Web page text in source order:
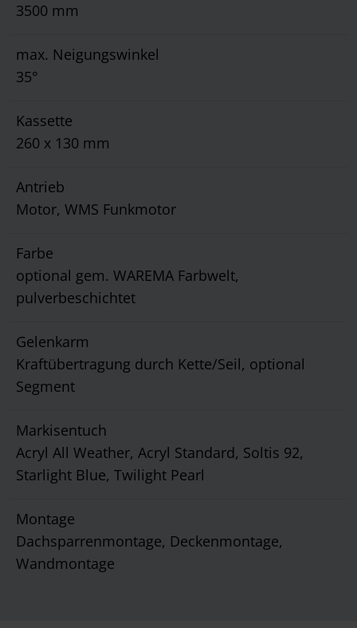
3500 mm
max. Neigungswinkel
35°
Kassette
260 x 130 mm
Antrieb
Motor, WMS Funkmotor
Farbe
optional gem. WAREMA Farbwelt,
pulverbeschichtet
Gelenkarm
Kraftübertragung durch Kette/Seil, optional
Segment
Markisentuch
Acryl All Weather, Acryl Standard, Soltis 92,
Starlight Blue, Twilight Pearl
Montage
Dachsparrenmontage, Deckenmontage,
Wandmontage